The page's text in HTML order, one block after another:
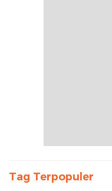
Tag Terpopuler